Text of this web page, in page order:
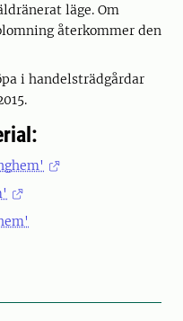
läge. Om
återkommer den
i handelsträdgårdar